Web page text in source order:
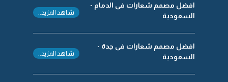
افضل مصمم شعارات فى الدمام -
السعودية
شاهد المزيد..
افضل مصمم شعارات فى جدة -
السعودية
شاهد المزيد..